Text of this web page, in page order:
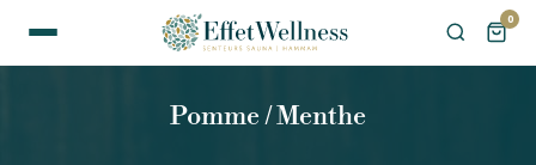
0
Pomme / Menthe